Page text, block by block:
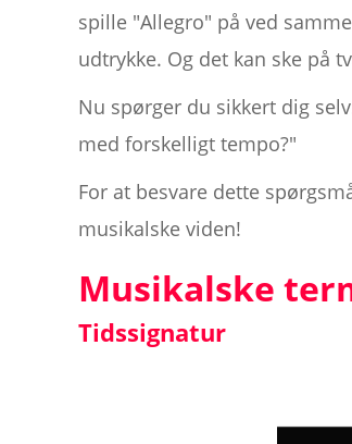
spille "Allegro" på ved
udtrykke. Og det kan ske på
Nu spørger du sikkert dig
med forskelligt tempo?"
For at besvare dette
musikalske viden!
Musikalske
Tidssignatur